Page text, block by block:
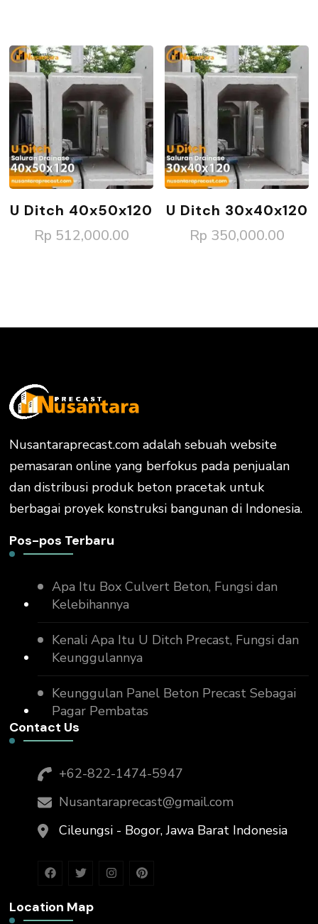
U Ditch 40x50x120
Rp 512,000.00
U Ditch 30x40x120
Rp 350,000.00
Nusantaraprecast.com adalah sebuah website
pemasaran online yang berfokus pada penjualan
dan distribusi produk beton pracetak untuk
berbagai proyek konstruksi bangunan di Indonesia.
Pos-pos Terbaru
Apa Itu Box Culvert Beton, Fungsi dan
Kelebihannya
Kenali Apa Itu U Ditch Precast, Fungsi dan
Keunggulannya
Keunggulan Panel Beton Precast Sebagai
Pagar Pembatas
Contact Us
+62-822-1474-5947
Nusantaraprecast@gmail.com
Cileungsi - Bogor, Jawa Barat Indonesia
Location Map